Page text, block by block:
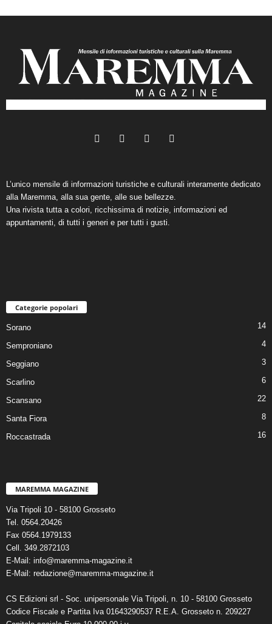
L’unico mensile di informazioni turistiche e culturali interamente dedicato
alla Maremma, alla sua gente, alle sue bellezze.
Una rivista tutta a colori, ricchissima di notizie, informazioni ed
appuntamenti, di tutti i generi e per tutti i gusti.
Categorie popolari
Sorano 14
Semproniano 4
Seggiano 3
Scarlino 6
Scansano 22
Santa Fiora 8
Roccastrada 16
MAREMMA MAGAZINE
Via Tripoli 10 - 58100 Grosseto
Tel. 0564.20426
Fax 0564.1979133
Cell. 349.2872103
E-Mail: info@maremma-magazine.it
E-Mail: redazione@maremma-magazine.it
CS Edizioni srl - Soc. unipersonale Via Tripoli, n. 10 - 58100 Grosseto
Codice Fiscale e Partita Iva 01643290537 R.E.A. Grosseto n. 209227